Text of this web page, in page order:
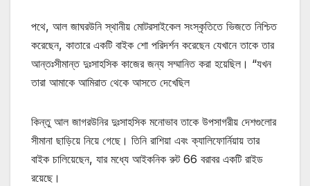
পথে, আল জাঘরউনি স্থানীয় মোটরসাইকেল সংস্কৃতিতে ভিজতে নিশ্চিত
করেছেন, কাতারে একটি বাইক শো পরিদর্শন করেছেন যেখানে তাকে তার
আন্তঃসীমান্ত দুঃসাহসিক কাজের জন্য সম্মানিত করা হয়েছিল। “যখন
তারা আমাকে আমিরাত থেকে আসতে দেখেছিল
কিন্তু আল জাগরউনির দুঃসাহসিক মনোভাব তাকে উপসাগরীয় দেশগুলোর
সীমানা ছাড়িয়ে নিয়ে গেছে। তিনি রাশিয়া এবং ক্যালিফোর্নিয়ায় তার
বাইক চালিয়েছেন, যার মধ্যে আইকনিক রুট 66 বরাবর একটি রাইড
রয়েছে।